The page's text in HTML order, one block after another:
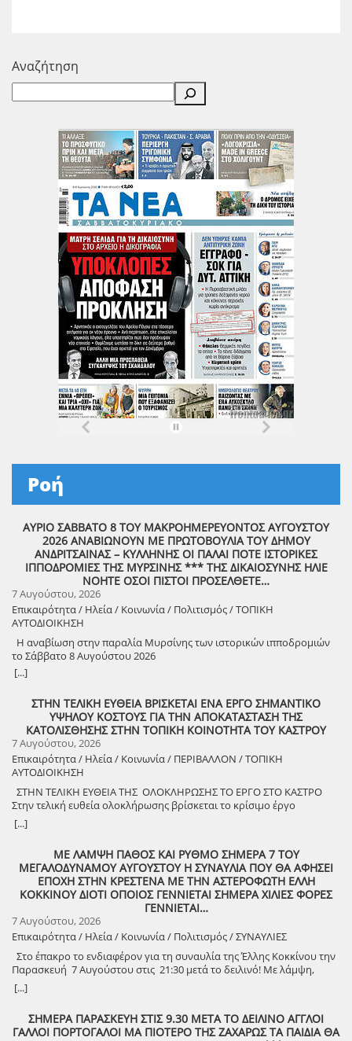
Αναζήτηση
Ροή
ΑΥΡΙΟ ΣΑΒΒΑΤΟ 8 ΤΟΥ ΜΑΚΡΟΗΜΕΡΕΥΟΝΤΟΣ ΑΥΓΟΥΣΤΟΥ
2026 ΑΝΑΒΙΩΝΟΥΝ ΜΕ ΠΡΩΤΟΒΟΥΛΙΑ ΤΟΥ ΔΗΜΟΥ
ΑΝΔΡΙΤΣΑΙΝΑΣ – ΚΥΛΛΗΝΗΣ ΟΙ ΠΑΛΑΙ ΠΟΤΕ ΙΣΤΟΡΙΚΕΣ
ΙΠΠΟΔΡΟΜΙΕΣ ΤΗΣ ΜΥΡΣΙΝΗΣ *** ΤΗΣ ΔΙΚΑΙΟΣΥΝΗΣ ΗΛΙΕ
ΝΟΗΤΕ ΟΣΟΙ ΠΙΣΤΟΙ ΠΡΟΣΕΛΘΕΤΕ…
7 Αυγούστου, 2026
Επικαιρότητα / Ηλεία / Κοινωνία / Πολιτισμός / ΤΟΠΙΚΗ
ΑΥΤΟΔΙΟΙΚΗΣΗ
Η αναβίωση στην παραλία Μυρσίνης των ιστορικών ιπποδρομιών
το Σάββατο 8 Αυγούστου 2026
[...]
ΣΤΗΝ ΤΕΛΙΚΗ ΕΥΘΕΙΑ ΒΡΙΣΚΕΤΑΙ ΕΝΑ ΕΡΓΟ ΣΗΜΑΝΤΙΚΟ
ΥΨΗΛΟΥ ΚΟΣΤΟΥΣ ΓΙΑ ΤΗΝ ΑΠΟΚΑΤΑΣΤΑΣΗ ΤΗΣ
ΚΑΤΟΛΙΣΘΗΣΗΣ ΣΤΗΝ ΤΟΠΙΚΗ ΚΟΙΝΟΤΗΤΑ ΤΟΥ ΚΑΣΤΡΟΥ
7 Αυγούστου, 2026
Επικαιρότητα / Ηλεία / Κοινωνία / ΠΕΡΙΒΑΛΛΟΝ / ΤΟΠΙΚΗ
ΑΥΤΟΔΙΟΙΚΗΣΗ
ΣΤΗΝ ΤΕΛΙΚΗ ΕΥΘΕΙΑ ΤΗΣ ΟΛΟΚΛΗΡΩΣΗΣ ΤΟ ΕΡΓΟ ΣΤΟ ΚΑΣΤΡΟ
Στην τελική ευθεία ολοκλήρωσης βρίσκεται το κρίσιμο έργο
αποκατάστασης της κατολίσθησης στην Τ.Κ. Κάστρου,
προϋπολογισμού 1,25 εκατομμυρίων ευρώ. Έπειτα από αυτοψία που
Λέντζας, μαζί με κλιμάκιο της Τεχνικής Υπηρεσίας και εκπροσώπους
της δημοτικής αρχής, διαπιστώθηκε πως οι παρεμβάσεις προχωρούν
άμεσα και αυστηρά εντός των χρονοδιαγραμμάτων. ​Το έργο
χρηματοδοτείται από το Εθνικό Πρόγραμμα Ανάπτυξης και στο
πλαίσιο των εξειδικευμένων εργασιών πραγματοποιήθηκαν
εκσκαφές για την απομάκρυνση των χαλαρών εδαφών,
κατασκευάστηκε ισχυρός τοίχος αντιστήριξης και τοποθετήθηκε
γεωύφασμα οπλισμένης γης, και συρματοκιβώτια καθώς και
οπλισμένο επίχωμα με ειδικό κοκκώδες υλικό. ​Ο Δήμαρχος Γιάννης
Λέντζας δήλωσε ικανοποιημένος από την εξέλιξη των εργασιών,
στέλνοντας παράλληλα το μήνυμα για τη συνέχεια: ​«Δεν σταματάμε
Στόχος μας είναι ο Δήμος Ανδραβίδας-Κυλλήνης να παραμείνει ένα
ζωντανό εργοτάξιο δημιουργίας. Με σωστό προγραμματισμό και
[...]
ΜΕ ΛΑΜΨΗ ΠΑΘΟΣ ΚΑΙ ΡΥΘΜΟ ΣΗΜΕΡΑ 7 ΤΟΥ
ΜΕΓΑΛΟΔΥΝΑΜΟΥ ΑΥΓΟΥΣΤΟΥ Η ΣΥΝΑΥΛΙΑ ΠΟΥ ΘΑ ΑΦΗΣΕΙ
ΕΠΟΧΗ ΣΤΗΝ ΚΡΕΣΤΕΝΑ ΜΕ ΤΗΝ ΑΣΤΕΡΟΦΩΤΗ ΕΛΛΗ
ΚΟΚΚΙΝΟΥ ΔΙΟΤΙ ΟΠΟΙΟΣ ΓΕΝΝΙΕΤΑΙ ΣΗΜΕΡΑ ΧΙΛΙΕΣ ΦΟΡΕΣ
ΓΕΝΝΙΕΤΑΙ…
7 Αυγούστου, 2026
Επικαιρότητα / Ηλεία / Κοινωνία / Πολιτισμός / ΣΥΝΑΥΛΙΕΣ
Στο έπακρο το ενδιαφέρον για τη συναυλία της Έλλης Κοκκίνου την
Παρασκευή 7 Αυγούστου στις 21:30 μετά το δειλινό! Με λάμψη,
πάθος και ρυθμό! Στο χώρο Γιορτής Σταφίδας Κρεστένων με
διοργανωτή το Δήμο Ανδρίτσαινας-Κρεστένων Στο κατακόρυφο
για τη δωρεάν συναυλία της δημοφιλούς ερμηνεύτριας Έλλης
Κοκκίνου, την Παρασκευή 7 Αυγούστου 2026 και ώρα 21:30, στο
[...]
ΣΗΜΕΡΑ ΠΑΡΑΣΚΕΥΗ ΣΤΙΣ 9.30 ΜΕΤΑ ΤΟ ΔΕΙΛΙΝΟ ΑΓΓΛΟΙ
ΓΑΛΛΟΙ ΠΟΡΤΟΓΑΛΟΙ ΜΑ ΠΙΟΤΕΡΟ ΤΗΣ ΖΑΧΑΡΩΣ ΤΑ ΠΑΙΔΙΑ ΘΑ